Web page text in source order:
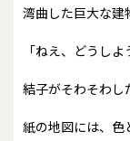
湾曲した巨大な建
「ねえ、どうし
結子がそわそわし
紙の地図には、色